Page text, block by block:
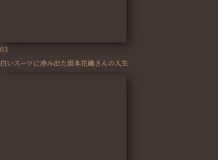
03
白いスーツに滲み出た坂本花織さんの人生